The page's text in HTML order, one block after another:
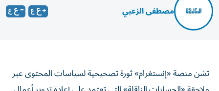
مصطفى الزعبي
تشن منصة «إنستغرام» ثورة تصحيحية لسياسات المحتوى عبر